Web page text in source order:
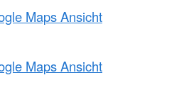
Maps Ansicht
Maps Ansicht